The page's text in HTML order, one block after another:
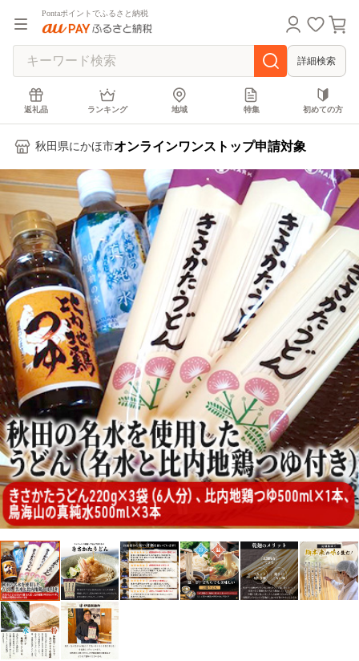
Pontaポイントでふるさと納税
詳細検索
返礼品 ランキング 地域 特集 初めての方
秋田県にかほ市オンラインワンストップ申請対象